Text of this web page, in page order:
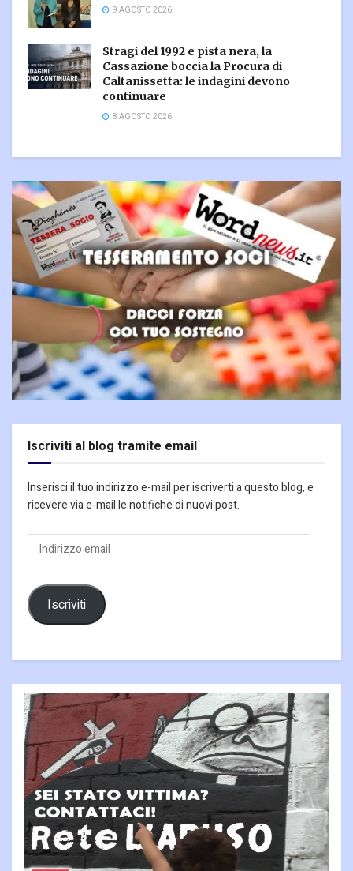
9 AGOSTO 2026
Stragi del 1992 e pista nera, la
Cassazione boccia la Procura di
Caltanissetta: le indagini devono
continuare
8 AGOSTO 2026
Iscriviti al blog tramite email
Inserisci il tuo indirizzo e-mail per iscriverti a questo blog, e
ricevere via e-mail le notifiche di nuovi post.
Indirizzo
email
Iscriviti